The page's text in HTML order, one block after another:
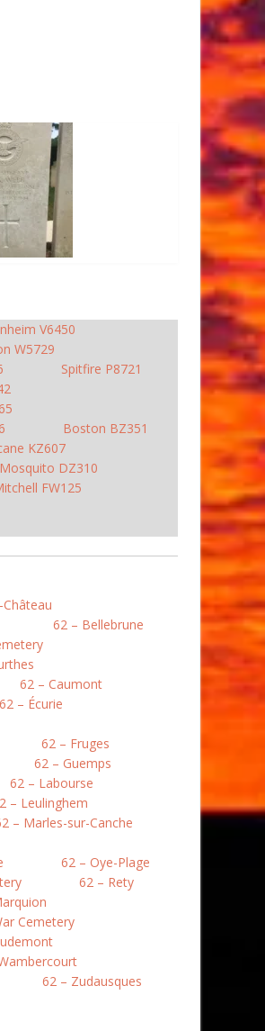
V6450
W5729
Spitfire P8721
Boston BZ351
KZ607
Mosquito DZ310
FW125
62 – Bellebrune
62 – Caumont
62 – Écurie
62 – Fruges
62 – Guemps
62 – Labourse
– Leulinghem
– Marles-sur-Canche
62 – Oye-Plage
62 – Rety
Cemetery
62 – Zudausques